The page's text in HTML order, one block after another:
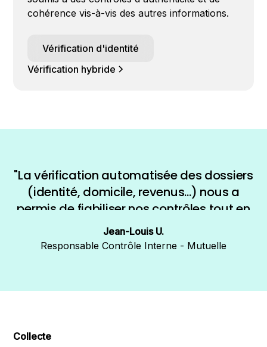
cohérence vis-à-vis des autres informations.
Vérification d'identité
Vérification hybride
"La vérification automatisée des dossiers
(identité, domicile, revenus…) nous a
permis de fiabiliser nos contrôles tout en
accélérant le traitement. Un vrai gain
d’efficacité et de sérénité."
Jean-Louis U.
Responsable Contrôle Interne - Mutuelle
Collecte